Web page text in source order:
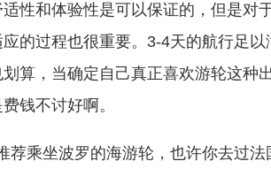
性和体验性是可以保证的，但是对
的过程也很重要。3-4天的航行足以
算，当确定自己真正喜欢游轮这种
钱不讨好啊。
荐乘坐波罗的海游轮，也许你去过法